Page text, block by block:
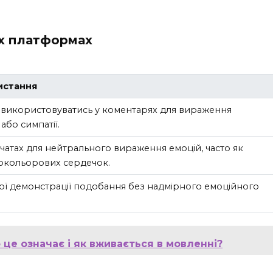
платформах
у коментарях для вираження
симпатії.
для нейтрального вираження емоцій, часто як
сердечок.
демонстрації подобання без надмірного емоційного
означає і як вживається в мовленні?